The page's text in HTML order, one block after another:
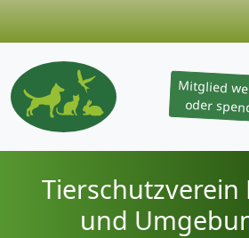
Navigation überspringen
Mitglied
oder
und